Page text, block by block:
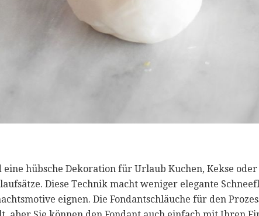
eine hübsche Dekoration für Urlaub Kuchen, Kekse oder
Diese Technik macht weniger elegante
eignen. Die Fondantschläuche für den